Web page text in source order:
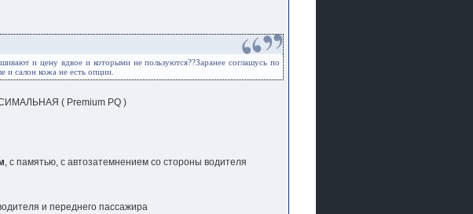
и цену вдвое и которыми не пользуются??Заранее соглашусь по
и салон кожа не есть опции.
( Premium PQ )
, с памятью, с автозатемнением со стороны водителя
и переднего пассажира